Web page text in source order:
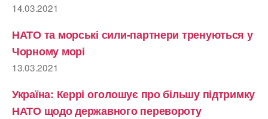
14.03.2021
НАТО та морські сили-партнери тренуються у
Чорному морі
13.03.2021
Україна: Керрі оголошує про більшу підтримку
НАТО щодо державного перевороту